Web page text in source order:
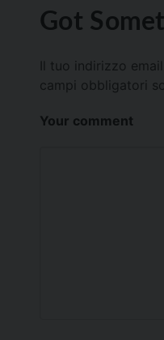
Got
Il tuo indirizzo
campi obbligatori
Your comment